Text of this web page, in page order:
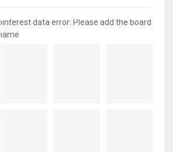
pinterest data error: Please add the board
name